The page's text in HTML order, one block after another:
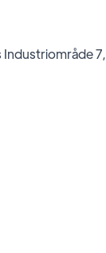
7,